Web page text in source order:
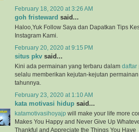
February 18, 2020 at 3:26 AM
goh fristeward said...
Haloo,Yuk Follow Saya dan Dapatkan Tips
Instagram Kami.
February 20, 2020 at 9:15 PM
situs pkv said...
Kini ada permainan yang terbaru dalam daftar
selalu memberikan kejutan-kejutan
tahunnya.
February 23, 2020 at 1:10 AM
kata motivasi hidup said...
katamotivasihoyajp will make your life more
Makes You Happy and Never Give Up
Thankful and Appreciate the Things You Have